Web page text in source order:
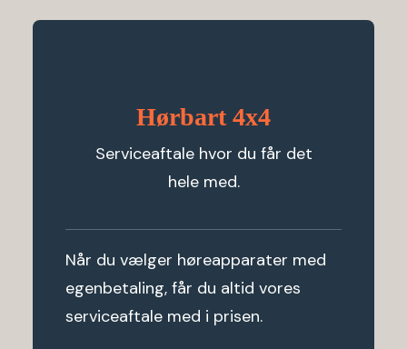
Hørbart 4x4
Serviceaftale hvor du får det
hele med.
Når du vælger høreapparater med
egenbetaling, får du altid vores
serviceaftale med i prisen.